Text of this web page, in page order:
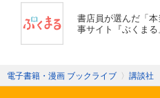
書店員が選んだ「
事サイト『ぶくまる
電子書籍・漫画 ブックライブ 〉 講談社